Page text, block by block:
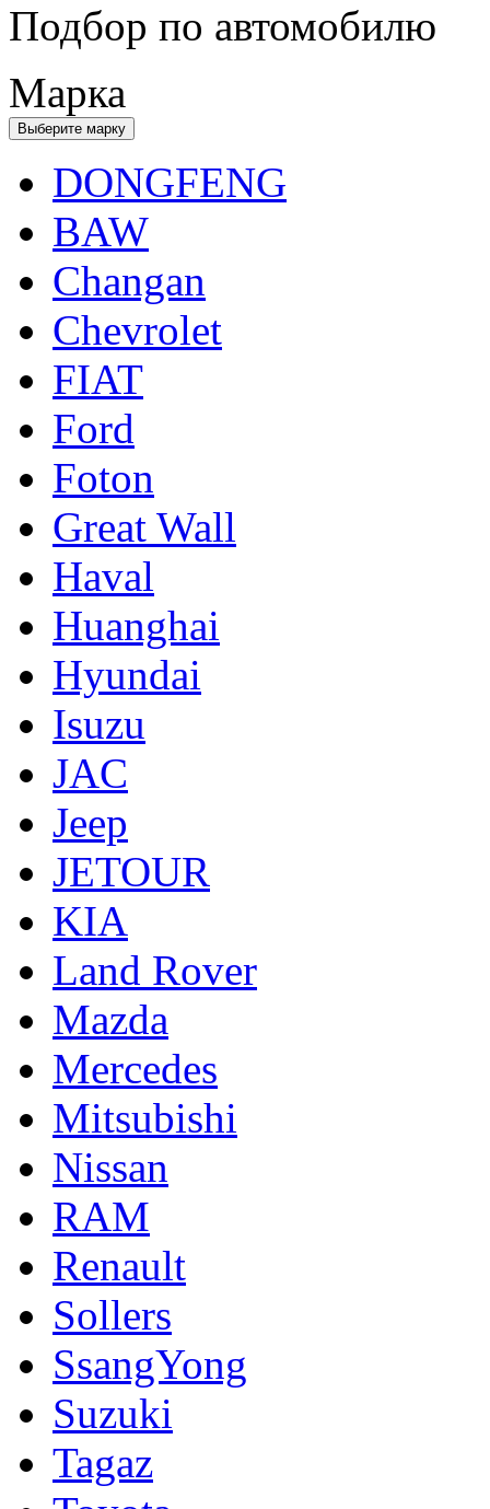
Подбор по автомобилю
Марка
Выберите марку
DONGFENG
BAW
Changan
Chevrolet
FIAT
Ford
Foton
Great Wall
Haval
Huanghai
Hyundai
Isuzu
JAC
Jeep
JETOUR
KIA
Land Rover
Mazda
Mercedes
Mitsubishi
Nissan
RAM
Renault
Sollers
SsangYong
Suzuki
Tagaz